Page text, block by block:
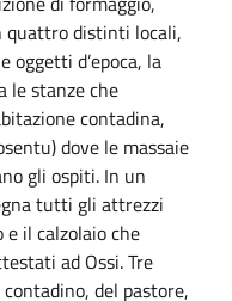
quattro distinti locali,
d’epoca, la
le stanze che
contadina,
dove le massaie
gli ospiti. In un
tutti gli attrezzi
il calzolaio che
ad Ossi. Tre
del pastore,